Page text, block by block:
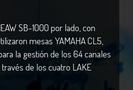
SB-1000 por lado, con
mesas YAMAHA CL5,
la gestión de los 64 canales
de los cuatro LAKE